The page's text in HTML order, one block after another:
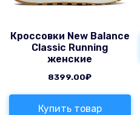
Кроссовки New Balance
Classic Running
женские
8399.00₽
Купить товар